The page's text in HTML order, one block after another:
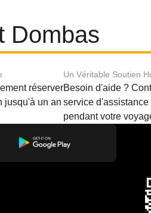
Dombas
réserver
jusqu'à un an
Un Véritable Soutien
Besoin d'aide ?
service d'assistance
pendant votre